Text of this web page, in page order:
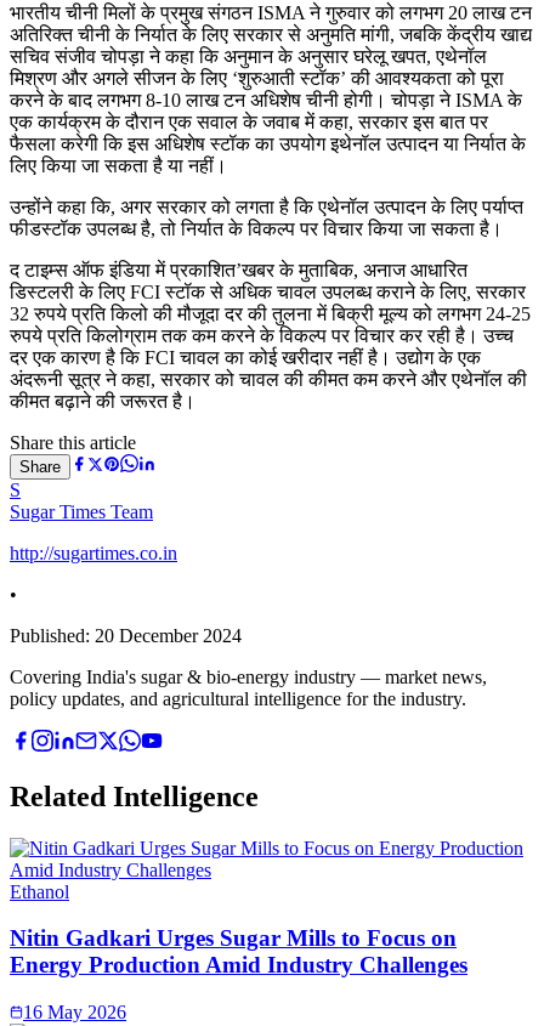
भारतीय चीनी मिलों के प्रमुख संगठन ISMA ने गुरुवार को लगभग 20 लाख टन
अतिरिक्त चीनी के निर्यात के लिए सरकार से अनुमति मांगी, जबकि केंद्रीय खाद्य
सचिव संजीव चोपड़ा ने कहा कि अनुमान के अनुसार घरेलू खपत, एथेनॉल
मिश्रण और अगले सीजन के लिए ‘शुरुआती स्टॉक’ की आवश्यकता को पूरा
करने के बाद लगभग 8-10 लाख टन अधिशेष चीनी होगी। चोपड़ा ने ISMA के
एक कार्यक्रम के दौरान एक सवाल के जवाब में कहा, सरकार इस बात पर
फैसला करेगी कि इस अधिशेष स्टॉक का उपयोग इथेनॉल उत्पादन या निर्यात के
लिए किया जा सकता है या नहीं।
उन्होंने कहा कि, अगर सरकार को लगता है कि एथेनॉल उत्पादन के लिए पर्याप्त
फीडस्टॉक उपलब्ध है, तो निर्यात के विकल्प पर विचार किया जा सकता है।
द टाइम्स ऑफ इंडिया में प्रकाशित’खबर के मुताबिक, अनाज आधारित
डिस्टलरी के लिए FCI स्टॉक से अधिक चावल उपलब्ध कराने के लिए, सरकार
32 रुपये प्रति किलो की मौजूदा दर की तुलना में बिक्री मूल्य को लगभग 24-25
रुपये प्रति किलोग्राम तक कम करने के विकल्प पर विचार कर रही है। उच्च
दर एक कारण है कि FCI चावल का कोई खरीदार नहीं है। उद्योग के एक
अंदरूनी सूत्र ने कहा, सरकार को चावल की कीमत कम करने और एथेनॉल की
कीमत बढ़ाने की जरूरत है।
Share this article
Share
S
Sugar Times Team
http://sugartimes.co.in
•
Published: 20 December 2024
Covering India's sugar & bio-energy industry — market news,
policy updates, and agricultural intelligence for the industry.
Related Intelligence
Ethanol
Nitin Gadkari Urges Sugar Mills to Focus on
Energy Production Amid Industry Challenges
16 May 2026